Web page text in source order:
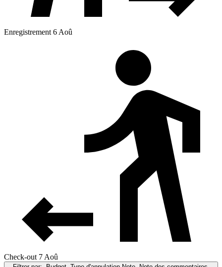
Enregistrement 6 Aoû
Check-out 7 Aoû